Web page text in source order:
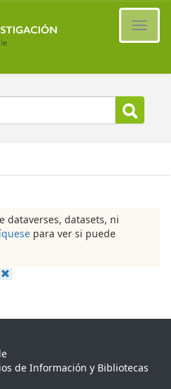
dataverses, datasets, ni
para ver si puede
de Información y Bibliotecas